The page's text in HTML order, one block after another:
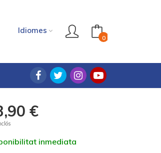
Idiomes
0
€
inmediata